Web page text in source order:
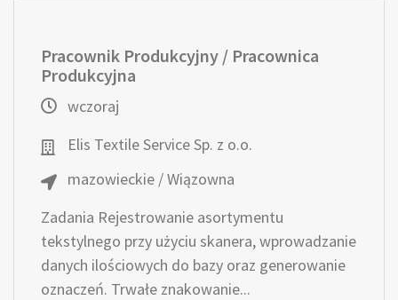
Pracownik Produkcyjny / Pracownica
Produkcyjna
wczoraj
Elis Textile Service Sp. z o.o.
mazowieckie / Wiązowna
Zadania Rejestrowanie asortymentu
tekstylnego przy użyciu skanera, wprowadzanie
danych ilościowych do bazy oraz generowanie
oznaczeń. Trwałe znakowanie...